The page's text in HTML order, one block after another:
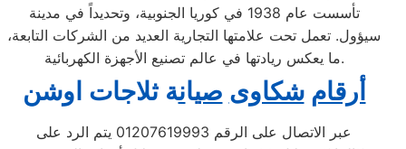
تأسست عام 1938 في كوريا الجنوبية، وتحديداً في مدينة
سيؤول. تعمل تحت علامتها التجارية العديد من الشركات التابعة،
ما يعكس ريادتها في عالم تصنيع الأجهزة الكهربائية.
أرقام شكاوى صيانة ثلاجات اوشن
عبر الاتصال على الرقم 01207619993 يتم الرد على